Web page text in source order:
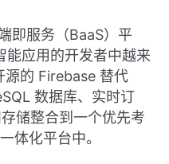
即服务（BaaS）平
能应用的开发者中越来
源的 Firebase 替代
数据库、实时订
储整合到一个优先考
体化平台中。